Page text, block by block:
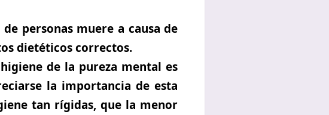
personas muere a causa de
dietéticos correctos.
de la pureza mental es
la importancia de esta
tan rígidas, que la menor